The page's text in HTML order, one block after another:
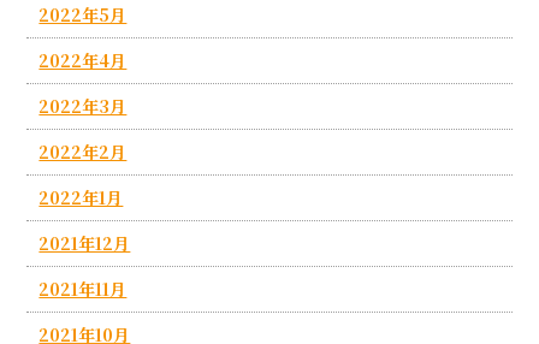
2022年5月
2022年4月
2022年3月
2022年2月
2022年1月
2021年12月
2021年11月
2021年10月